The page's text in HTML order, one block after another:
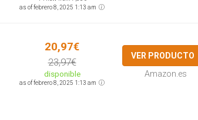
as of febrero 8, 2025 1:13 am
20,97€
23,97€
disponible
as of febrero 8, 2025 1:13 am
VER PRODUCTO
Amazon.es